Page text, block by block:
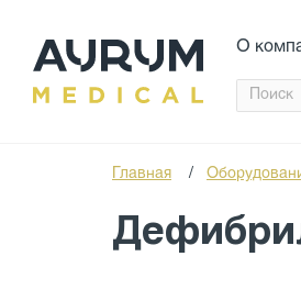
О
Главная /